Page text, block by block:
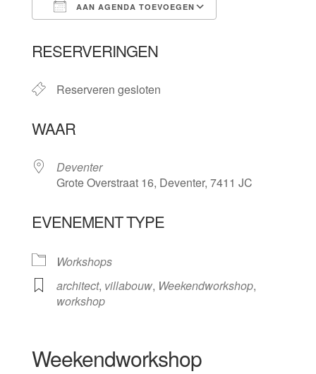
AAN AGENDA TOEVOEGEN
RESERVERINGEN
Reserveren gesloten
WAAR
Deventer
Grote Overstraat 16, Deventer, 7411 JC
EVENEMENT TYPE
Workshops
architect, villabouw, Weekendworkshop,
workshop
Weekendworkshop